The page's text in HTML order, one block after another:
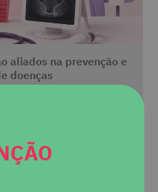
aliados na prevenção e
doenças